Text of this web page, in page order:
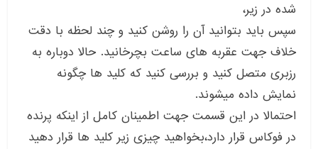
شده در زیر،
سپس باید بتوانید آن را روشن کنید و چند لحظه با دقت
خلاف جهت عقربه های ساعت بچرخانید. حالا دوباره به
رزبری متصل کنید و بررسی کنید که کلید ها چگونه
نمایش داده میشوند.
احتمالا در این قسمت جهت اطمینان کامل از اینکه پرنده
در فوکاس قرار دارد،بخواهید چیزی زیر کلید ها قرار دهید